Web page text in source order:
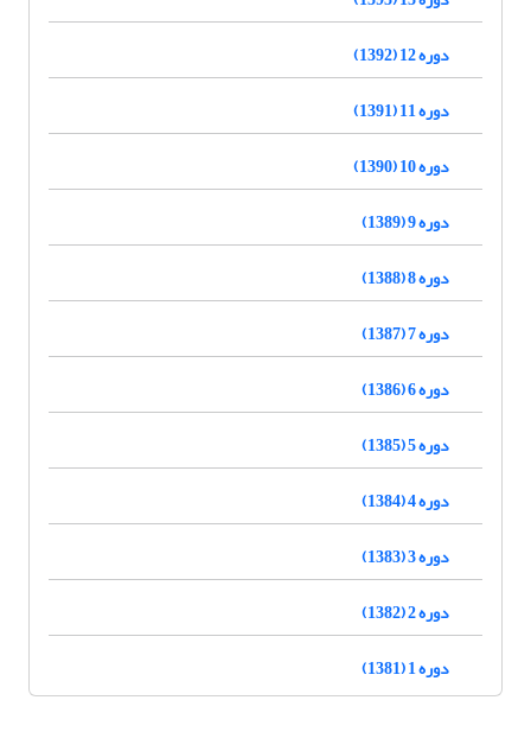
دوره 12 (1392)
دوره 11 (1391)
دوره 10 (1390)
دوره 9 (1389)
دوره 8 (1388)
دوره 7 (1387)
دوره 6 (1386)
دوره 5 (1385)
دوره 4 (1384)
دوره 3 (1383)
دوره 2 (1382)
دوره 1 (1381)